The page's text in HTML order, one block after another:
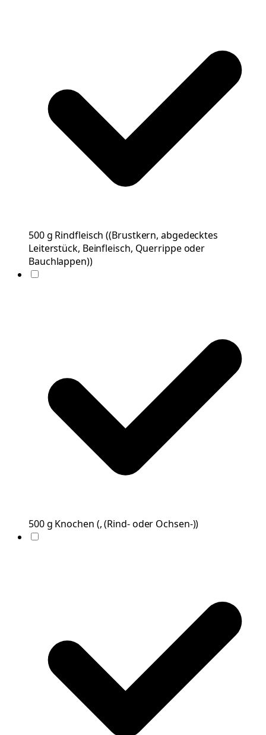
500g Rindfleisch ((Brustkern, abgedecktes
Leiterstück, Beinfleisch, Querrippe oder
Bauchlappen))
500g Knochen (, (Rind- oder Ochsen-))